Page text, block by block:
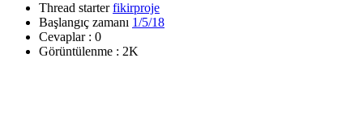
Thread starter fikirproje
Başlangıç zamanı 1/5/18
Cevaplar : 0
Görüntülenme : 2K